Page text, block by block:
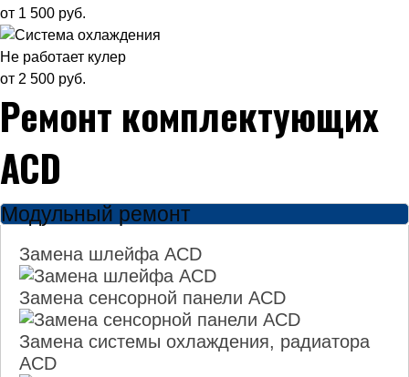
от 1 500 руб.
Не работает кулер
от 2 500 руб.
Ремонт комплектующих
ACD
Модульный ремонт
Замена шлейфа ACD
Замена сенсорной панели ACD
Замена системы охлаждения, радиатора
ACD